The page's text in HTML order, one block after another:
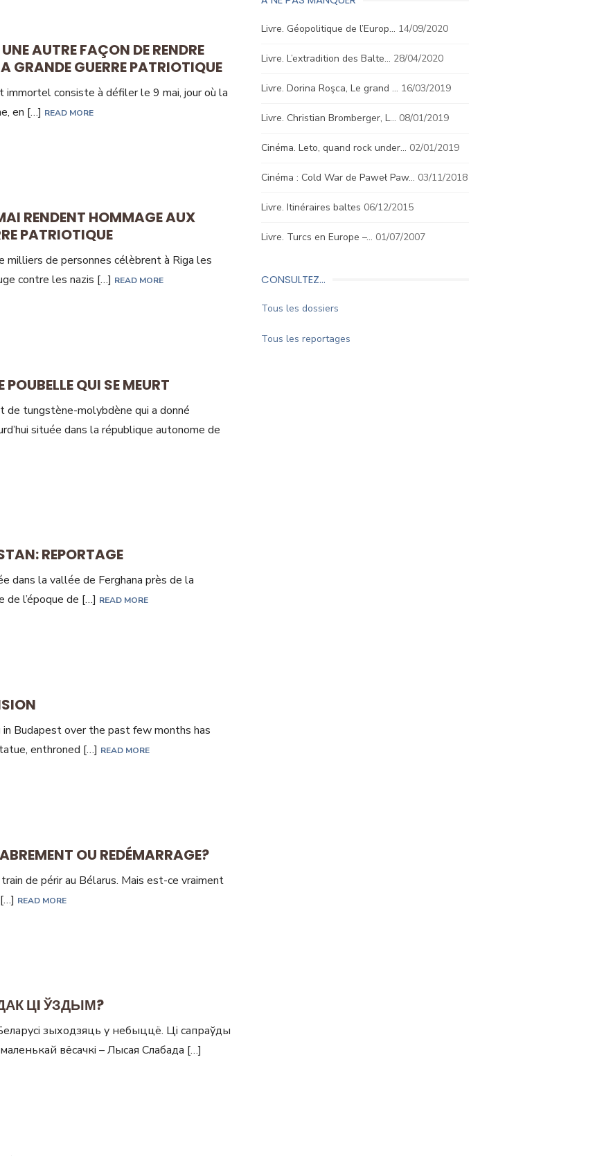
AUTRE FAÇON DE RENDRE
GRANDE GUERRE PATRIOTIQUE
immortel consiste à défiler le 9 mai, jour où la
en […] READ MORE
RENDENT HOMMAGE AUX
PATRIOTIQUE
milliers de personnes célèbrent à Riga les
contre les nazis […] READ MORE
QUI SE MEURT
de tungstène-molybdène qui a donné
située dans la république autonome de
REPORTAGE
dans la vallée de Ferghana près de la
de l’époque de […] READ MORE
Budapest over the past few months has
enthroned […] READ MORE
OU REDÉMARRAGE?
de périr au Bélarus. Mais est-ce vraiment
READ MORE
ЦI ЎЗДЫМ?
зыходзяць у небыццё. Ці сапраўды
вёсачкi – Лысая Слабада […]
Livre. Géopolitique de l’Europ… 14/09/2020
Livre. L’extradition des Balte… 28/04/2020
Livre. Dorina Roşca, Le grand … 16/03/2019
Livre. Christian Bromberger, L… 08/01/2019
Cinéma. Leto, quand rock under… 02/01/2019
Cinéma : Cold War de Paweł Paw… 03/11/2018
Livre. Itinéraires baltes 06/12/2015
Livre. Turcs en Europe –… 01/07/2007
CONSULTEZ…
Tous les dossiers
Tous les reportages